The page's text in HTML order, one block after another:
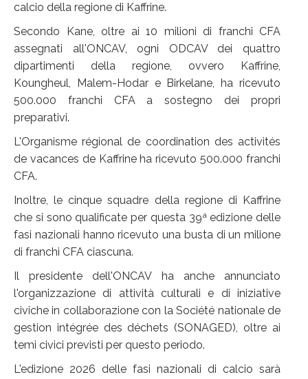
calcio della regione di Kaffrine.
Secondo Kane, oltre ai 10 milioni di franchi CFA
assegnati all'ONCAV, ogni ODCAV dei quattro
dipartimenti della regione, ovvero Kaffrine,
Koungheul, Malem-Hodar e Birkelane, ha ricevuto
500.000 franchi CFA a sostegno dei propri
preparativi.
L'Organisme régional de coordination des activités
de vacances de Kaffrine ha ricevuto 500.000 franchi
CFA.
Inoltre, le cinque squadre della regione di Kaffrine
che si sono qualificate per questa 39ª edizione delle
fasi nazionali hanno ricevuto una busta di un milione
di franchi CFA ciascuna.
Il presidente dell'ONCAV ha anche annunciato
l'organizzazione di attività culturali e di iniziative
civiche in collaborazione con la Société nationale de
gestion intégrée des déchets (SONAGED), oltre ai
temi civici previsti per questo periodo.
L'edizione 2026 delle fasi nazionali di calcio sarà